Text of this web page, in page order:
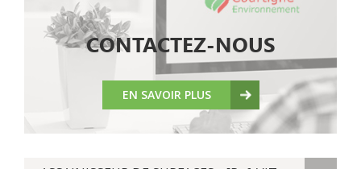
CONTACTEZ-NOUS
EN SAVOIR PLUS